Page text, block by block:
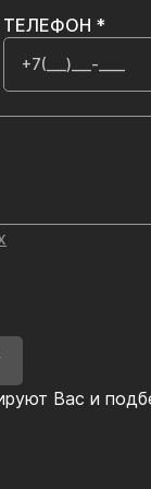
Вас и
ТЕЛЕФОН *